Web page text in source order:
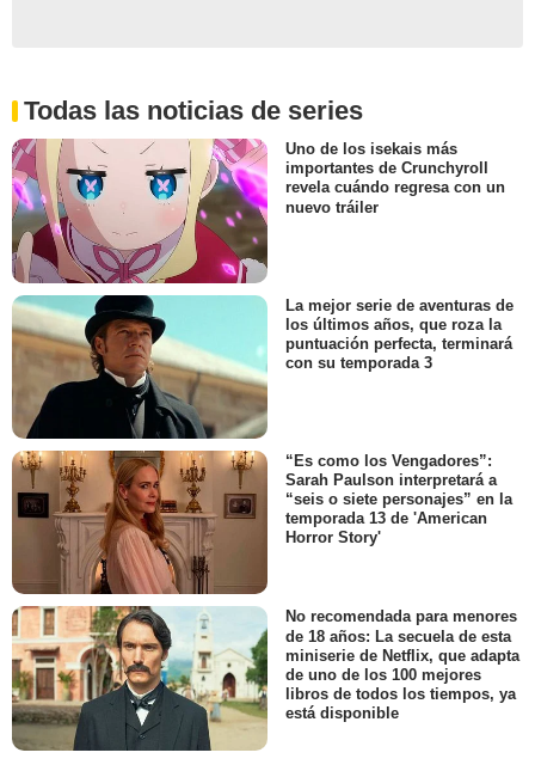
Todas las noticias de series
Uno de los isekais más
importantes de Crunchyroll
revela cuándo regresa con un
nuevo tráiler
La mejor serie de aventuras de
los últimos años, que roza la
puntuación perfecta, terminará
con su temporada 3
“Es como los Vengadores”:
Sarah Paulson interpretará a
“seis o siete personajes” en la
temporada 13 de 'American
Horror Story'
No recomendada para menores
de 18 años: La secuela de esta
miniserie de Netflix, que adapta
de uno de los 100 mejores
libros de todos los tiempos, ya
está disponible